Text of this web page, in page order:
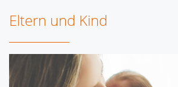
Eltern und Kind